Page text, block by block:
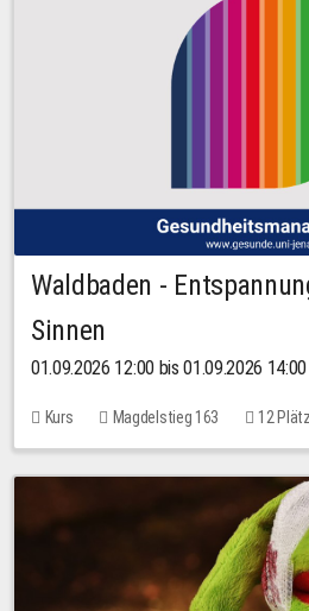
Waldbaden -
Sinnen
01.09.2026 12:00 bis 01.09.2026 14:00
Kurs Magdelstieg 163 12